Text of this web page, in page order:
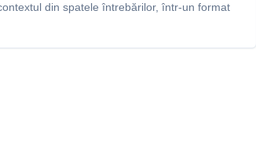
din spatele întrebărilor, într-un format